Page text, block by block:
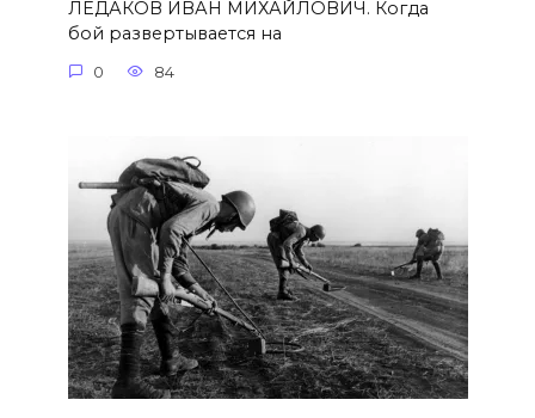
ЛЕДАКОВ ИВАН МИХАЙЛОВИЧ. Когда
бой развертывается на
0 84